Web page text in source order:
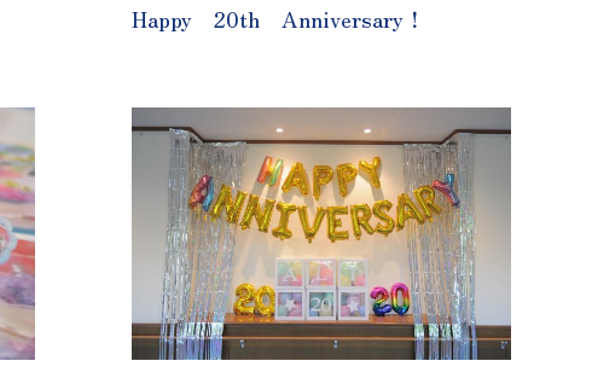
Happy 20th Anniversary！